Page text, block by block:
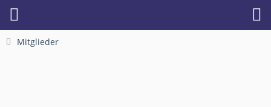
Mitglieder